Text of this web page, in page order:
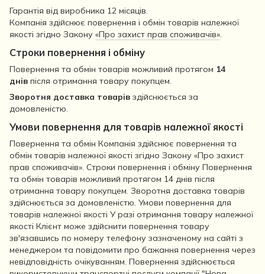
Гарантія від виробника 12 місяців.
Компанія здійснює повернення і обмін товарів належної
якості згідно Закону «Про захист прав споживачів».
Строки повернення і обміну
Повернення та обмін товарів можливий протягом 14
днів після отримання товару покупцем.
Зворотня доставка товарів здійснюється за
домовленістю.
Умови повернення для товарів належної якості
Повернення та обмін Компанія здійснює повернення та
обмін товарів належної якості згідно Закону «Про захист
прав споживачів». Строки повернення і обміну Повернення
та обмін товарів можливий протягом 14 днів після
отримання товару покупцем. Зворотня доставка товарів
здійснюється за домовленістю. Умови повернення для
товарів належної якості У разі отримання товару належної
якості Клієнт може здійснити повернення товару
зв'язавшись по номеру телефону зазначеному на сайті з
менеджером та повідомити про бажання повернення через
невідповідність очікуванням. Повернення здійснюється